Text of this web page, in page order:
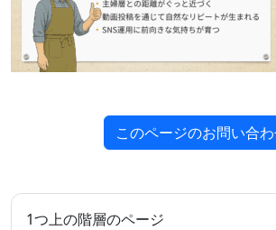
このページのお問い合
1つ上の階層のページ